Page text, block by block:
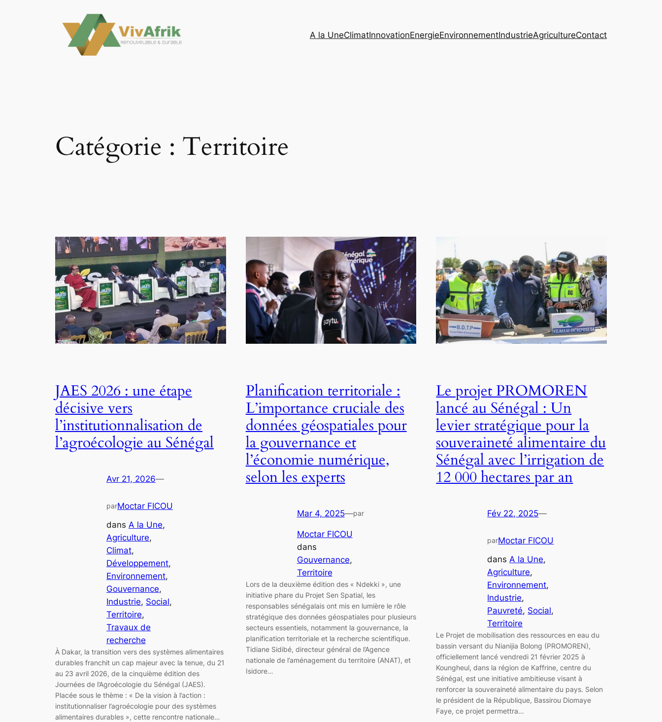
A la UneClimatInnovationEnergieEnvironnementIndustrieAgricultureContact
Catégorie : Territoire
JAES 2026 : une étape
décisive vers
l’institutionnalisation de
l’agroécologie au Sénégal
Avr 21, 2026—
parMoctar FICOU
dans A la Une
Agriculture
Climat
Développement
Environnement
Gouvernance
Industrie, Social
Territoire
Travaux de
recherche
À Dakar, la transition vers des systèmes alimentaires
durables franchit un cap majeur avec la tenue, du 21
au 23 avril 2026, de la cinquième édition des
Journées de l’Agroécologie du Sénégal (JAES).
Placée sous le thème : « De la vision à l’action :
institutionnaliser l’agroécologie pour des systèmes
alimentaires durables », cette rencontre nationale…
Planification territoriale :
L’importance cruciale des
données géospatiales pour
la gouvernance et
l’économie numérique,
selon les experts
Mar 4, 2025—par
Moctar FICOU
dans
Gouvernance
Territoire
Lors de la deuxième édition des « Ndekki », une
initiative phare du Projet Sen Spatial, les
responsables sénégalais ont mis en lumière le rôle
stratégique des données géospatiales pour plusieurs
secteurs essentiels, notamment la gouvernance, la
planification territoriale et la recherche scientifique.
Tidiane Sidibé, directeur général de l’Agence
nationale de l’aménagement du territoire (ANAT), et
Isidore…
Le projet PROMOREN
lancé au Sénégal : Un
levier stratégique pour la
souveraineté alimentaire du
Sénégal avec l’irrigation de
12 000 hectares par an
Fév 22, 2025—
parMoctar FICOU
dansA la Une
Agriculture
Environnement
Industrie
Pauvreté, Social
Territoire
Le Projet de mobilisation des ressources en eau du
bassin versant du Nianijia Bolong (PROMOREN),
officiellement lancé vendredi 21 février 2025 à
Koungheul, dans la région de Kaffrine, centre du
Sénégal, est une initiative ambitieuse visant à
renforcer la souveraineté alimentaire du pays. Selon
le président de la République, Bassirou Diomaye
Faye, ce projet permettra…